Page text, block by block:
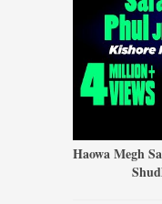
Haowa Megh